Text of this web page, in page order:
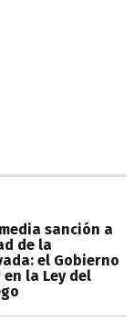
sanción a
de la
el Gobierno
la Ley del